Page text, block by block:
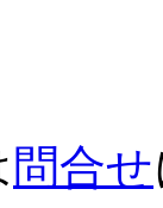
問合せ